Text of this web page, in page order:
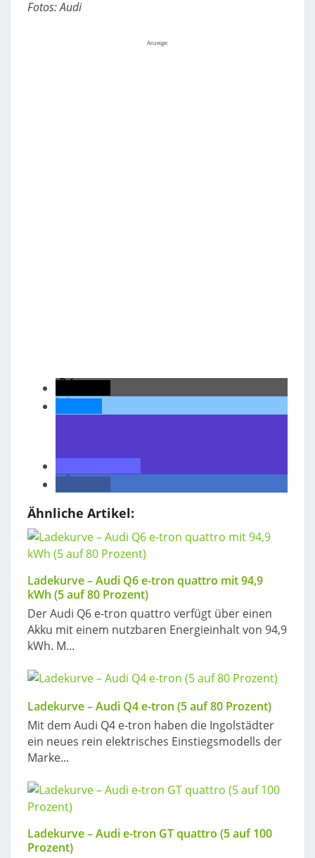
Fotos: Audi
Anzeige:
Ähnliche Artikel:
Ladekurve – Audi Q6 e-tron quattro mit 94,9
kWh (5 auf 80 Prozent)
Der Audi Q6 e-tron quattro verfügt über einen
Akku mit einem nutzbaren Energieinhalt von 94,9
kWh. M...
Ladekurve – Audi Q4 e-tron (5 auf 80 Prozent)
Mit dem Audi Q4 e-tron haben die Ingolstädter
ein neues rein elektrisches Einstiegsmodells der
Marke...
Ladekurve – Audi e-tron GT quattro (5 auf 100
Prozent)